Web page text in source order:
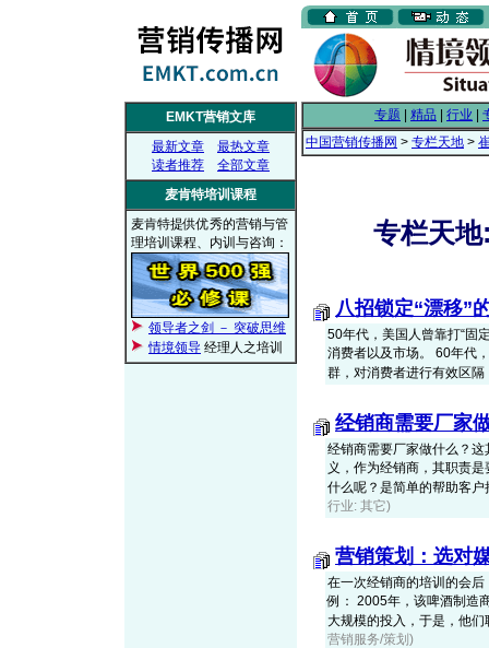
EMKT营销文库
最新文章
最热文章
读者推荐
全部文章
麦肯特培训课程
麦肯特提供优秀的营销与管
理培训课程、内训与咨询：
领导者之剑 － 突破思维
情境领导 经理人之培训
专题 精品 行业
中国营销传播网 > 专栏天地 >
专栏天
八招锁定“漂移”
50年代，美国人曾靠打“固
消费者以及市场。 60年代
群，对消费者进行有效区
经销商需要厂家
经销商需要厂家做什么？
义，作为经销商，其职责
什么呢？是简单的帮助客
行业: 其它)
营销策划：选对
在一次经销商的培训的会后
例： 2005年，该啤酒制造
大规模的投入，于是，他
营销服务/策划)